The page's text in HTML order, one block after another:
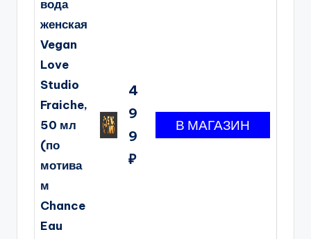
вода
женская
Vegan
Love
Studio
Fraiche,
50 мл
(по
мотива
м
Chance
Eau
4
9
9
₽